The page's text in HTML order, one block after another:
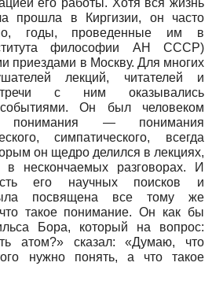
его работы. Хотя вся жизнь
прошла в Киргизии, он часто
годы, проведенные им в
философии АН СССР)
приездами в Москву. Для многих
лекций, читателей и
с ним оказывались
Он был человеком
понимания — понимания
симпатического, всегда
он щедро делился в лекциях,
в нескончаемых разговорах. И
его научных поисков и
посвящена все тому же
такое понимание. Он как бы
Бора, который на вопрос:
атом?» сказал: «Думаю, что
нужно понять, а что такое